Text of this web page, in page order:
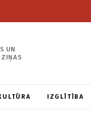
UN
ZIŅAS
IZGLĪTĪBA